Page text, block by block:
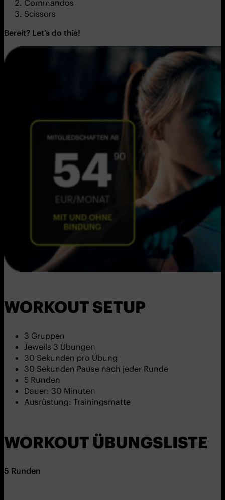
Commandos
Scissors
Bereit? Let’s do this!
WORKOUT SETUP
3 Gruppen
Jeweils 3 Übungen
30 Sekunden pro Übung
30 Sekunden Pause nach jeder Runde
5 Runden
Dauer: 30 Minuten
Ausrüstung: Trainingsmatte
WORKOUT ÜBUNGSLISTE
5 Runden